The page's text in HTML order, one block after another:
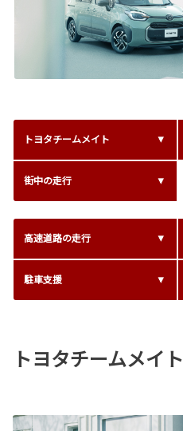
トヨタチームメイト
街中の走行
高速道路の走行
駐車支援
トヨタチームメイト